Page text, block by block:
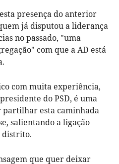
presença do anterior
já disputou a liderança
no passado, "uma
com que a AD está
com muita experiência,
do PSD, é uma
esta caminhada
salientando a ligação
distrito.
que quer deixar